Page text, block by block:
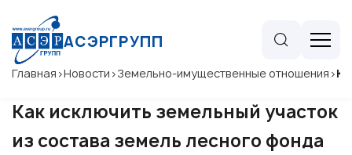
АСЭРГРУПП
Главная >Новости >Земельно-имущественные отношения >
Как исключить земельный участок
из состава земель лесного фонда